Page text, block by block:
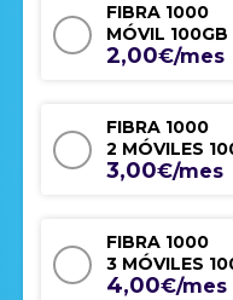
FIBRA 1000
MÓVIL 100GB
2,00€/mes
FIBRA 1000
2 MÓVILES
3,00€/mes
FIBRA 1000
3 MÓVILES
4,00€/mes